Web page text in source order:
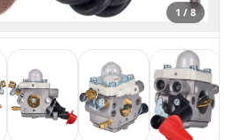
1 / 8